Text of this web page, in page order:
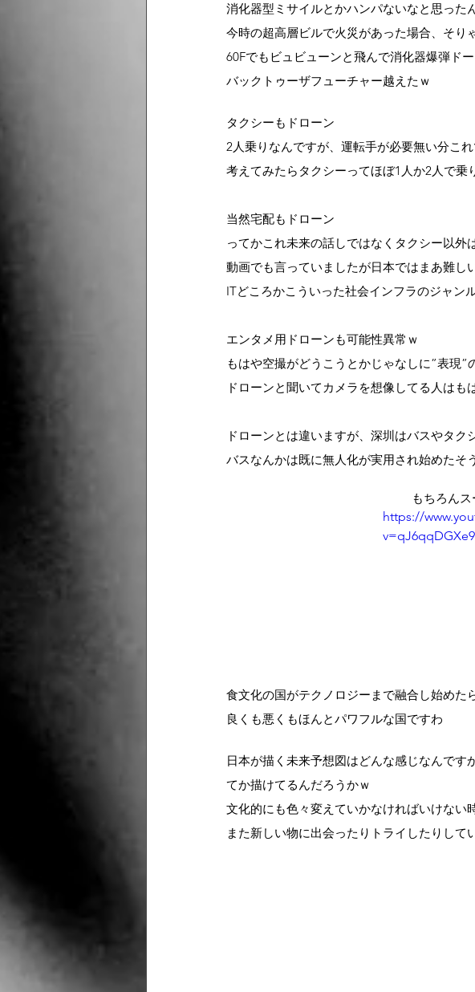
消化器型ミサイルとかハンパないなと思った
今時の超高層ビルで火災があった場合、そり
60Fでもビュビューンと飛んで消化器爆弾ドー
バックトゥーザフューチャー越えたｗ
タクシーもドローン
2人乗りなんですが、運転手が必要無い分こ
考えてみたらタクシーってほぼ1人か2人で乗
当然宅配もドローン
ってかこれ未来の話しではなくタクシー以
動画でも言っていましたが日本ではまあ難し
ITどころかこういった社会インフラのジャン
エンタメ用ドローンも可能性異常ｗ
もはや空撮がどうこうとかじゃなしに”表現”
ドローンと聞いてカメラを想像してる人はも
ドローンとは違いますが、深圳はバスやタク
バスなんかは既に無人化が実用され始めたそ
もちろん
https://
食文化の国がテクノロジーまで融合し始めた
良くも悪くもほんとパワフルな国ですわ
日本が描く未来予想図はどんな感じなんです
てか描けてるんだろうかｗ
文化的にも色々変えていかなければいけない
また新しい物に出会ったりトライしたりして